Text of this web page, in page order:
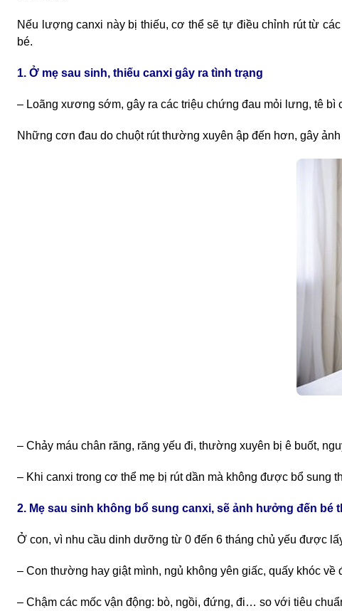
Nếu lượng canxi này bị thiếu, cơ thể sẽ tự điều chỉnh rút từ
bé.
1. Ở mẹ sau sinh, thiếu canxi gây ra tình trạng
– Loãng xương sớm, gây ra các triệu chứng đau mỏi lưng, tê bì
Những cơn đau do chuột rút thường xuyên ập đến hơn, gây
– Chảy máu chân răng, răng yếu đi, thường xuyên bị ê buốt,
– Khi canxi trong cơ thể mẹ bị rút dần mà không được bổ sung
2. Mẹ sau sinh không bổ sung canxi, sẽ ảnh hưởng đến bé
Ở con, vì nhu cầu dinh dưỡng từ 0 đến 6 tháng chủ yếu được
– Con thường hay giật mình, ngủ không yên giấc, quấy khóc về
– Chậm các mốc vận động: bò, ngồi, đứng, đi… so với tiêu